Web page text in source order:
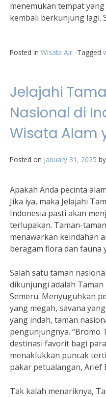
menemukan tempat
kembali berkunjung lagi.
Posted in Wisata Air Tagged
Jelajahi
Nasional di
Wisata Alam
Posted on January 31, 2025 by
Apakah Anda pecinta
Jika iya, maka Jelajahi
Indonesia pasti akan
terlupakan. Taman-
menawarkan keindahan
beragam flora dan fauna
Salah satu taman
dikunjungi adalah
Semeru. Menyuguhkan
yang megah, savana
yang indah, taman
pengunjungnya. “Bromo
destinasi favorit bagi
menaklukkan puncak
pakar petualangan, Arief
Tak kalah menariknya,